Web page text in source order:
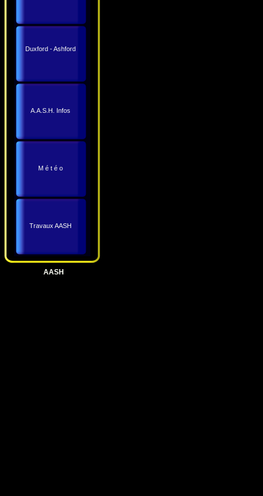
Duxford - Ashford
A.A.S.H. Infos
M é t é o
Travaux AASH
AASH